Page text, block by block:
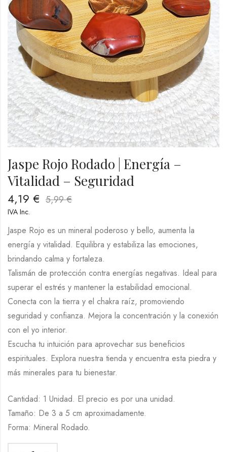
Jaspe Rojo Rodado | Energía –
Vitalidad – Seguridad
4,19 € 5,99€
IVA Inc.
Jaspe Rojo es un mineral poderoso y bello, aumenta la
energía y vitalidad. Equilibra y estabiliza las emociones,
brindando calma y fortaleza.
Talismán de protección contra energías negativas. Ideal para
superar el estrés y mantener la estabilidad emocional.
Conecta con la tierra y el chakra raíz, promoviendo
seguridad y confianza. Mejora la concentración y la conexión
con el yo interior.
Escucha tu intuición para aprovechar sus beneficios
espirituales. Explora nuestra tienda y encuentra esta piedra y
más minerales para tu bienestar.
Cantidad: 1 Unidad. El precio es por una unidad.
Tamaño: De 3 a 5 cm aproximadamente.
Forma: Mineral Rodado.